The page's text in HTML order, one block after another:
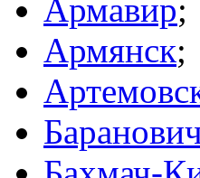
Армавир;
Армянск;